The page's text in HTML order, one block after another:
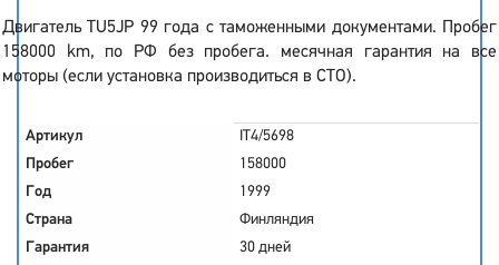
Двигатель TU5JP 99 года с таможенными документами. Пробег
158000 km, по РФ без пробега. месячная гарантия на все
моторы (если установка производиться в СТО).
Артикул
IT4/5698
Пробег
158000
Год
1999
Страна
Финляндия
Гарантия
30 дней